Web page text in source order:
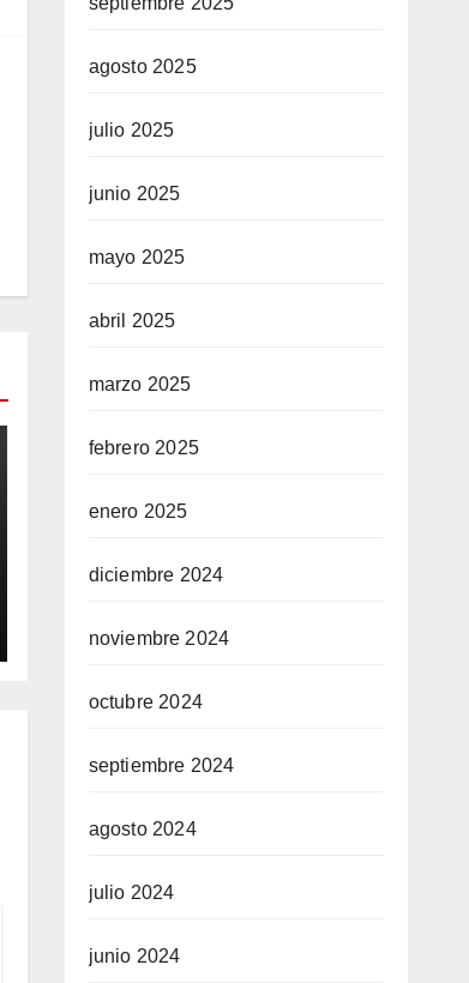
agosto 2025
julio 2025
junio 2025
mayo 2025
abril 2025
marzo 2025
febrero 2025
enero 2025
diciembre 2024
noviembre 2024
octubre 2024
septiembre 2024
agosto 2024
julio 2024
junio 2024